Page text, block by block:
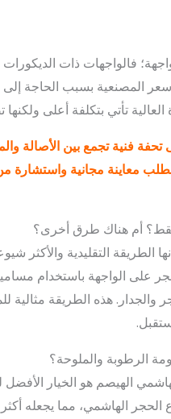
فالواجهات ذات
المصنعية بسبب الحاجة
تأتي بتكلفة أعلى
فنية تجمع بين الأصالة
معاينة مجانية واستشارة
الطريقة التقليدية والأكثر
على الواجهة باستخدام
والجدار. هذه الطريقة مثالية
الهيصم هو الخيار
الحجر الهاشمي، مما يجعله